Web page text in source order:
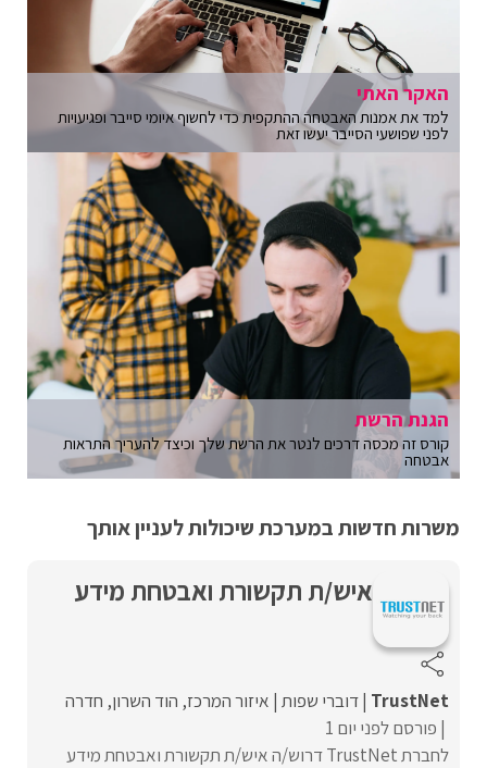
האקר האתי
למד את אמנות האבטחה ההתקפית כדי לחשוף איומי סייבר ופגיעויות
לפני שפושעי הסייבר יעשו זאת
הגנת הרשת
קורס זה מכסה דרכים לנטר את הרשת שלך וכיצד להעריך התראות
אבטחה
משרות חדשות במערכת שיכולות לעניין אותך
איש/ת תקשורת ואבטחת מידע
TrustNet דוברי שפות איזור המרכז הוד השרון חדרה
פורסם לפני יום 1
לחברת TrustNet דרוש/ה איש/ת תקשורת ואבטחת מידע